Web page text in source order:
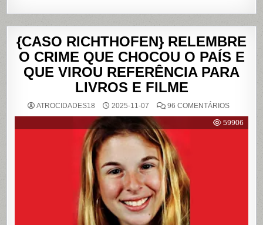
{CASO RICHTHOFEN} RELEMBRE
O CRIME QUE CHOCOU O PAÍS E
QUE VIROU REFERÊNCIA PARA
LIVROS E FILME
ATROCIDADES18 2025-11-07 96 COMENTÁRIOSEM
59906